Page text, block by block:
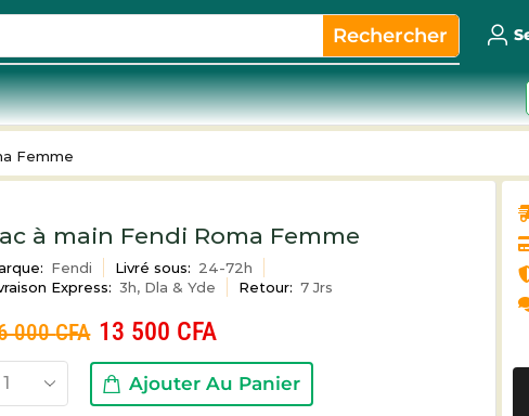
Rechercher
Femme
à main Fendi Roma Femme
Fendi Livré sous: 24-72h
Express: 3h, Dla & Yde Retour: 7 Jrs
000CFA 13 500 CFA
Ajouter Au Panier